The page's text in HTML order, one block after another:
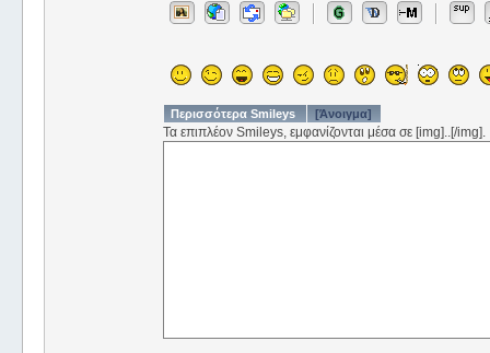
Περισσότερα Smileys [Άνοιγμα]
Τα επιπλέον Smileys, εμφανίζονται μέσα σε [img]..[/img].